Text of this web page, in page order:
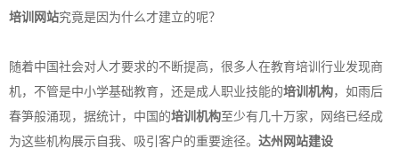
培训网站究竟是因为什么才建立的呢？
随着中国社会对人才要求的不断提高，很多人在教育培训行业发现商
机，不管是中小学基础教育，还是成人职业技能的培训机构，如雨后
春笋般涌现，据统计，中国的培训机构至少有几十万家，网络已经成
为这些机构展示自我、吸引客户的重要途径。 达州网站建设